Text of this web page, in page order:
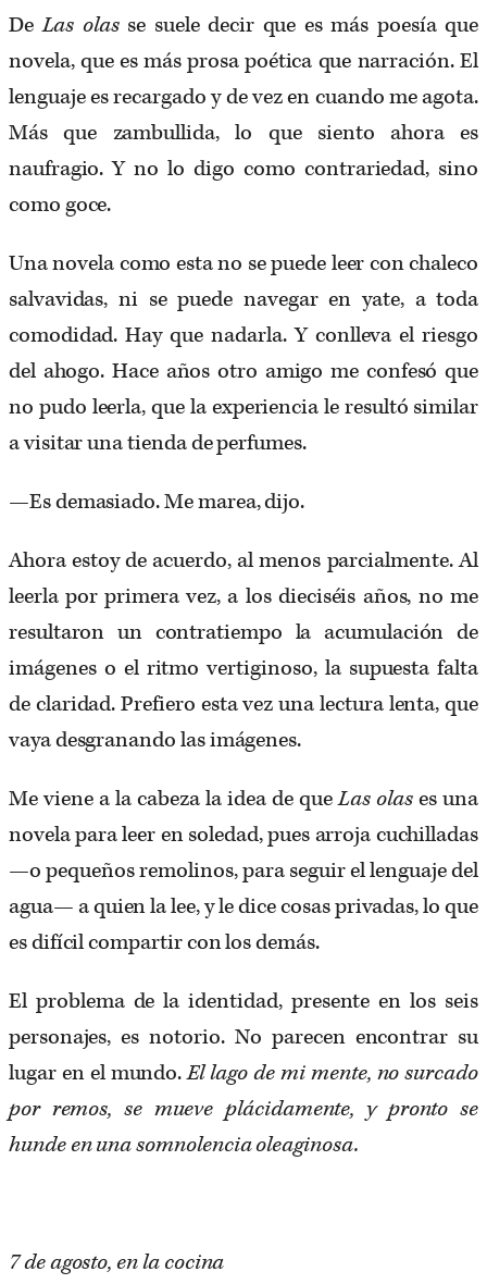
DeLas olas se suele decir que es más poesía que
novela, que es más prosa poética que narración. El
lenguaje es recargado y de vez en cuando me agota.
Más que zambullida, lo que siento ahora es
naufragio. Y no lo digo como contrariedad, sino
como goce.
Una novela como esta no se puede leer con chaleco
salvavidas, ni se puede navegar en yate, a toda
comodidad. Hay que nadarla. Y conlleva el riesgo
del ahogo. Hace años otro amigo me confesó que
no pudo leerla, que la experiencia le resultó similar
a visitar una tienda de perfumes.
—Es demasiado. Me marea, dijo.
Ahora estoy de acuerdo, al menos parcialmente. Al
leerla por primera vez, a los dieciséis años, no me
resultaron un contratiempo la acumulación de
imágenes o el ritmo vertiginoso, la supuesta falta
de claridad. Prefiero esta vez una lectura lenta, que
vaya desgranando las imágenes.
Me viene a la cabeza la idea de queLas olases una
novela para leer en soledad, pues arroja cuchilladas
—o pequeños remolinos, para seguir el lenguaje del
agua— a quien la lee, y le dice cosas privadas, lo que
es difícil compartir con los demás.
El problema de la identidad, presente en los seis
personajes, es notorio. No parecen encontrar su
lugar en el mundo.El lago de mi mente, no surcado
por remos, se mueve plácidamente, y pronto se
hunde en una somnolencia oleaginosa.
7 de agosto, en la cocina